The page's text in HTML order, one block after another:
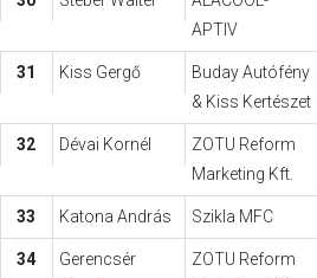
APTIV
31 Kiss Gergő
Buday Autófény
& Kiss Kertészet
32 Dévai Kornél
ZOTU Reform
Marketing Kft.
33 Katona András Szikla MFC
34
Gerencsér
ZOTU Reform